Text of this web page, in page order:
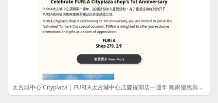
太古城中心 Cityplaza | FURLA太古城中心店慶祝開店一週年 獨家優惠與禮品！Celebrate FURLA Cityplaza shop's 1st Anniversary with Exclusive Offers and Gifts!